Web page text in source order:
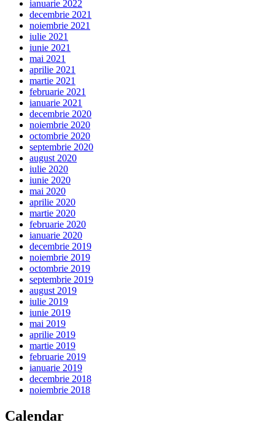
ianuarie 2022
decembrie 2021
noiembrie 2021
iulie 2021
iunie 2021
mai 2021
aprilie 2021
martie 2021
februarie 2021
ianuarie 2021
decembrie 2020
noiembrie 2020
octombrie 2020
septembrie 2020
august 2020
iulie 2020
iunie 2020
mai 2020
aprilie 2020
martie 2020
februarie 2020
ianuarie 2020
decembrie 2019
noiembrie 2019
octombrie 2019
septembrie 2019
august 2019
iulie 2019
iunie 2019
mai 2019
aprilie 2019
martie 2019
februarie 2019
ianuarie 2019
decembrie 2018
noiembrie 2018
Calendar